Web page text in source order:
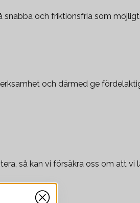
snabba och friktionsfria som möjligt.
och därmed ge
så kan vi försäkra oss om att vi